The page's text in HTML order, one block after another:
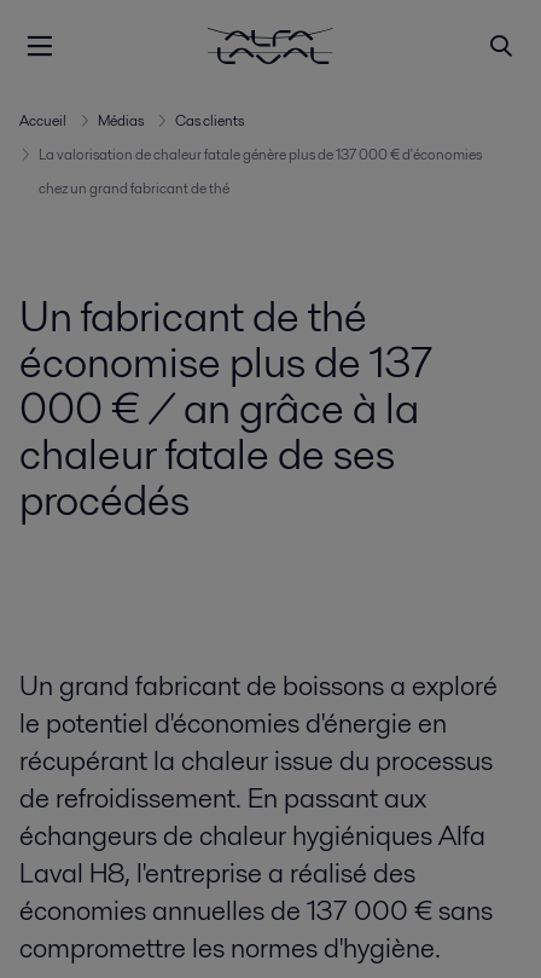
Accueil Médias
Cas clients
La valorisation de chaleur fatale génère plus de 137 000 € d'économies
chez un grand fabricant de thé
Un fabricant de thé
économise plus de 137
000 € / an grâce à la
chaleur fatale de ses
procédés
Un grand fabricant de boissons a exploré
le potentiel d'économies d'énergie en
récupérant la chaleur issue du processus
de refroidissement. En passant aux
échangeurs de chaleur hygiéniques Alfa
Laval H8, l'entreprise a réalisé des
économies annuelles de 137 000 € sans
compromettre les normes d'hygiène.